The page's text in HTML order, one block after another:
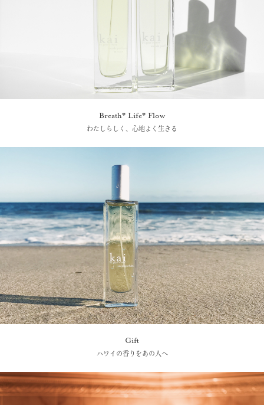
Breath* Life* Flow
わたしらしく、心地よく生きる
Gift
ハワイの香りをあの人へ